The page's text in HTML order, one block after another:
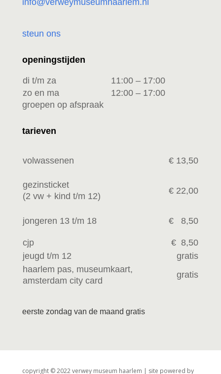
steun ons
openingstijden
di t/m za
11:00 – 17:00
zo en ma
12:00 – 17:00
groepen op afspraak
tarieven
volwassenen € 13,50
gezinsticket
(2 vw + kind t/m 12)
€ 22,00
jongeren 13 t/m 18 € 8,50
cjp
€ 8,50
jeugd t/m 12
gratis
haarlem pas, museumkaart,
amsterdam city card
gratis
eerste zondag van de maand gratis
copyright © 2022 verwey museum haarlem | site powered by